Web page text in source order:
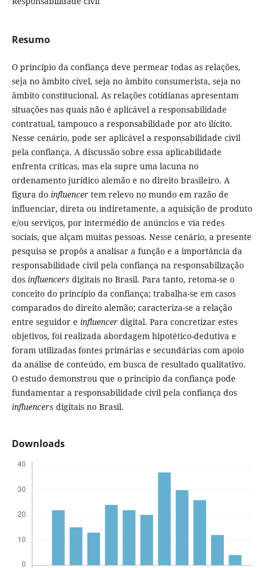
Resumo
O princípio da confiança deve permear todas as relações,
seja no âmbito cível, seja no âmbito consumerista, seja no
âmbito constitucional. As relações cotidianas apresentam
situações nas quais não é aplicável a responsabilidade
contratual, tampouco a responsabilidade por ato ilícito.
Nesse cenário, pode ser aplicável a responsabilidade civil
pela confiança. A discussão sobre essa aplicabilidade
enfrenta críticas, mas ela supre uma lacuna no
ordenamento jurídico alemão e no direito brasileiro. A
figura do influencertem relevo no mundo em razão de
influenciar, direta ou indiretamente, a aquisição de produto
e/ou serviços, por intermédio de anúncios e via redes
sociais, que alçam muitas pessoas. Nesse cenário, a presente
pesquisa se propôs a analisar a função e a importância da
responsabilidade civil pela confiança na responsabilização
dos influencers digitais no Brasil. Para tanto, retoma-se o
conceito do princípio da confiança; trabalha-se em casos
comparados do direito alemão; caracteriza-se a relação
entre seguidor e influencer digital. Para concretizar estes
objetivos, foi realizada abordagem hipotético-dedutiva e
foram utilizadas fontes primárias e secundárias com apoio
da análise de conteúdo, em busca de resultado qualitativo.
O estudo demonstrou que o princípio da confiança pode
fundamentar a responsabilidade civil pela confiança dos
influencers digitais no Brasil.
Downloads